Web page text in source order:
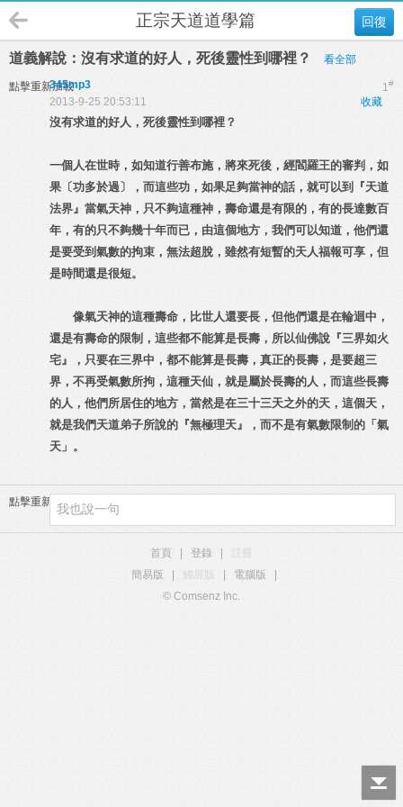
回復
正宗天道道學篇
道義解說：沒有求道的好人，死後靈性到哪裡？ 看全部
點擊重新加載 1#
345mp3
收藏
2013-9-25 20:53:11
沒有求道的好人，死後靈性到哪裡？
一個人在世時，如知道行善布施，將來死後，經閻羅王的審判，如
果〔功多於過〕，而這些功，如果足夠當神的話，就可以到『天道
法界』當氣天神，只不夠這種神，壽命還是有限的，有的長達數百
年，有的只不夠幾十年而已，由這個地方，我們可以知道，他們還
是要受到氣數的拘束，無法超脫，雖然有短暫的天人福報可享，但
是時間還是很短。
像氣天神的這種壽命，比世人還要長，但他們還是在輪迴中，
還是有壽命的限制，這些都不能算是長壽，所以仙佛說『三界如火
宅』，只要在三界中，都不能算是長壽，真正的長壽，是要超三
界，不再受氣數所拘，這種天仙，就是屬於長壽的人，而這些長壽
的人，他們所居住的地方，當然是在三十三天之外的天，這個天，
就是我們天道弟子所說的『無極理天』，而不是有氣數限制的「氣
天」。
點擊重新加載
首頁 登錄
簡易版
觸屏版 電腦版
© Comsenz Inc.